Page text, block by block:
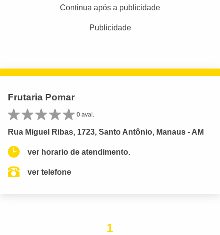
Continua após a publicidade
Publicidade
Frutaria Pomar
0 aval.
Rua Miguel Ribas, 1723, Santo Antônio, Manaus - AM
ver horario de atendimento.
ver telefone
1